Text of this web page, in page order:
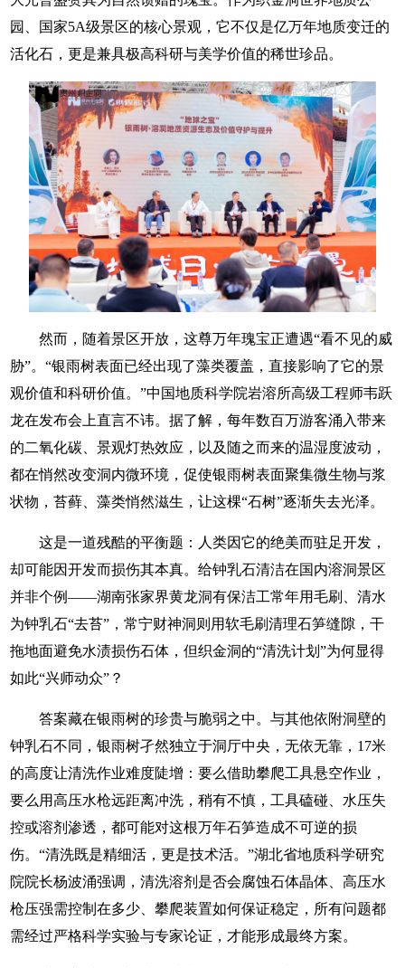
园、国家5A级景区的核心景观，它不仅是亿万年地质变迁的
活化石，更是兼具极高科研与美学价值的稀世珍品。
然而，随着景区开放，这尊万年瑰宝正遭遇“看不见的威
胁”。“银雨树表面已经出现了藻类覆盖，直接影响了它的景
观价值和科研价值。”中国地质科学院岩溶所高级工程师韦跃
龙在发布会上直言不讳。据了解，每年数百万游客涌入带来
的二氧化碳、景观灯热效应，以及随之而来的温湿度波动，
都在悄然改变洞内微环境，促使银雨树表面聚集微生物与浆
状物，苔藓、藻类悄然滋生，让这棵“石树”逐渐失去光泽。
这是一道残酷的平衡题：人类因它的绝美而驻足开发，
却可能因开发而损伤其本真。给钟乳石清洁在国内溶洞景区
并非个例——湖南张家界黄龙洞有保洁工常年用毛刷、清水
为钟乳石“去苔”，常宁财神洞则用软毛刷清理石笋缝隙，干
拖地面避免水渍损伤石体，但织金洞的“清洗计划”为何显得
如此“兴师动众”？
答案藏在银雨树的珍贵与脆弱之中。与其他依附洞壁的
钟乳石不同，银雨树孑然独立于洞厅中央，无依无靠，17米
的高度让清洗作业难度陡增：要么借助攀爬工具悬空作业，
要么用高压水枪远距离冲洗，稍有不慎，工具磕碰、水压失
控或溶剂渗透，都可能对这根万年石笋造成不可逆的损
伤。“清洗既是精细活，更是技术活。”湖北省地质科学研究
院院长杨波涌强调，清洗溶剂是否会腐蚀石体晶体、高压水
枪压强需控制在多少、攀爬装置如何保证稳定，所有问题都
需经过严格科学实验与专家论证，才能形成最终方案。